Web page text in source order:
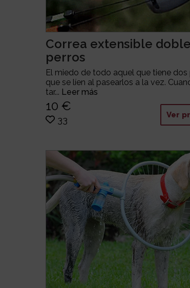
Correa extensible
perros
El miedo de todo aquel que tiene dos
que se líen al pasearlos a la vez.
tar... Leer más
10 €
33 Ver